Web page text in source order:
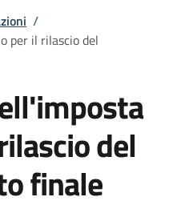
/
per il rilascio del
del
finale